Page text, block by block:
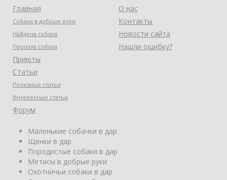
Главная
Собаки в добрые руки
Найдена собака
Пропала собака
Приюты
Статьи
Полезные статьи
Интересные статьи
Форум
О нас
Контакты
Новости сайта
Нашли ошибку?
Маленькие собачки в дар
Щенки в дар
Породистые собаки в дар
Метисы в добрые руки
Охотничьи собаки в дар